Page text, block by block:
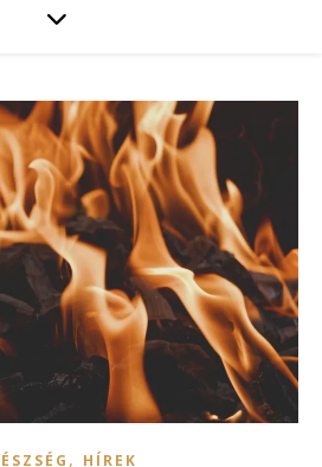
, HÍREK